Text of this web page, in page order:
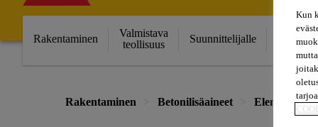
Rakentaminen
Valmistava
teollisuus
Suunnittelijalle
Rakentaminen Betonilisäaineet Elementti-
Kun